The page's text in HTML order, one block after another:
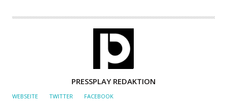
U
PRESSPLAY REDAKTION
WEBSEITE TWITTER FACEBOOK